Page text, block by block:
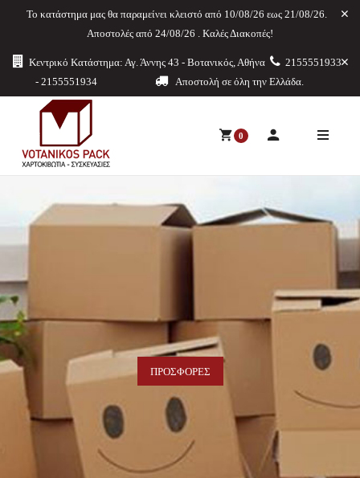
Το κατάστημα μας θα παραμείνει κλειστό από 10/08/26 εως 21/08/26.
Aποστολές από 24/08/26 . Καλές Διακοπές!
Κεντρικό Κατάστημα: Αγ. Άννης 43 - Βοτανικός, Αθήνα
2155551933
- 2155551934
Αποστολή σε όλη την Ελλάδα.
0
ΠΡΟΣΦΟΡΈΣ